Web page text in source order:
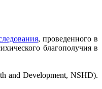
, проведенного в
благополучия в
and Development, NSHD).